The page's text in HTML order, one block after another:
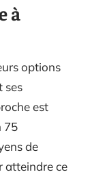
à
options
ses
est
75
de
atteindre ce